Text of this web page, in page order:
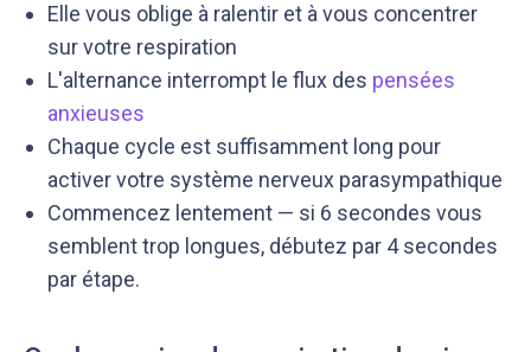
Elle vous oblige à ralentir et à vous concentrer
sur votre respiration
L'alternance interrompt le flux des pensées
anxieuses
Chaque cycle est suffisamment long pour
activer votre système nerveux parasympathique
Commencez lentement — si 6 secondes vous
semblent trop longues, débutez par 4 secondes
par étape.